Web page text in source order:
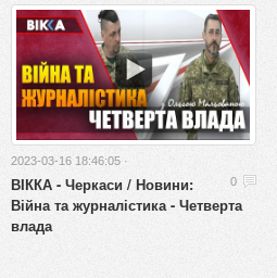
2023-03-16 18:46:05 ·
0
ВІККА - Черкаси / Новини:
Війна та журналістика - Четверта
влада